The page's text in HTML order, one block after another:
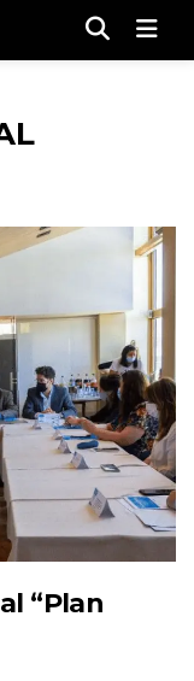
“Plan